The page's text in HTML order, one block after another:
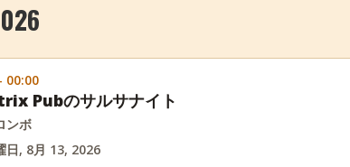
00:00
Pubのサルサナイト
ンボ
日, 8月 13, 2026